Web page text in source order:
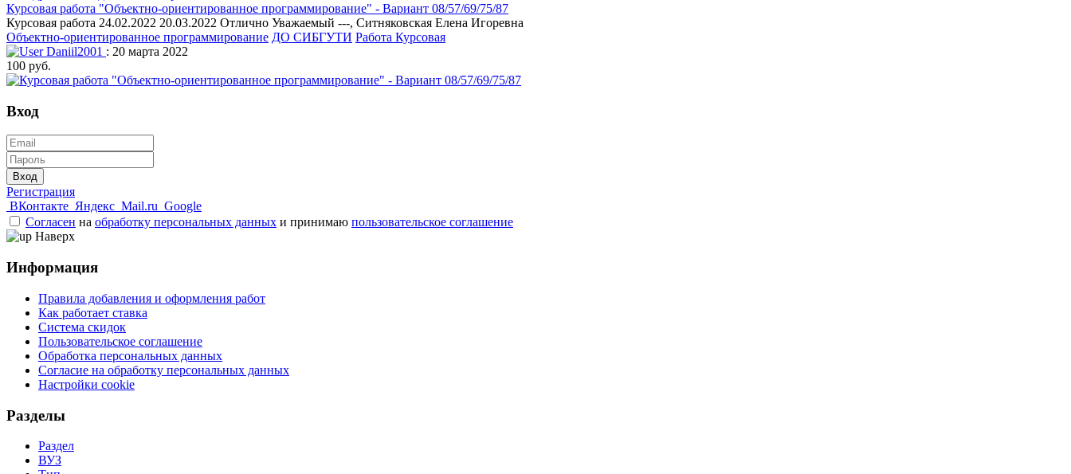
Курсовая работа "Объектно-ориентированное программирование" - Вариант 08/57/69/75/87
Курсовая работа 24.02.2022 20.03.2022 Отлично Уважаемый ---, Ситняковская Елена Игоревна
Объектно-ориентированное программирование ДО СИБГУТИ Работа Курсовая
Daniil2001 : 20 марта 2022
100 руб.
Вход
Вход
Регистрация
ВКонтакте Яндекс Mail.ru Google
Согласен на обработку персональных данных и принимаю пользовательское соглашение
Наверх
Информация
Правила добавления и оформления работ
Как работает ставка
Система скидок
Пользовательское соглашение
Обработка персональных данных
Согласие на обработку персональных данных
Настройки cookie
Разделы
Раздел
ВУЗ